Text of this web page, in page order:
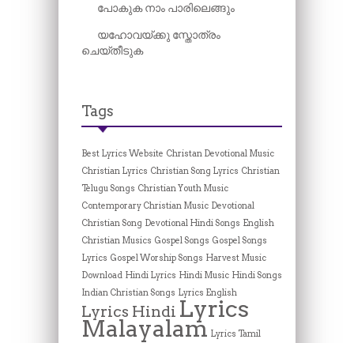
പോകുക നാം പാരിലെങ്ങും
യഹോവയ്‌ക്കു സ്തോത്രം
ചെയ്തീടുക
Tags
Best Lyrics Website Christan Devotional Music
Christian Lyrics Christian Song Lyrics Christian
Telugu Songs Christian Youth Music
Contemporary Christian Music Devotional
Christian Song Devotional Hindi Songs English
Christian Musics Gospel Songs Gospel Songs
Lyrics Gospel Worship Songs Harvest Music
Download Hindi Lyrics Hindi Music Hindi Songs
Indian Christian Songs Lyrics English
Lyrics Hindi Lyrics
Malayalam Lyrics Tamil